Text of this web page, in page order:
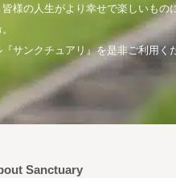
様の人生がより幸せで楽しいもの
サンクチュアリ』を是非ご利用く
Sanctuary